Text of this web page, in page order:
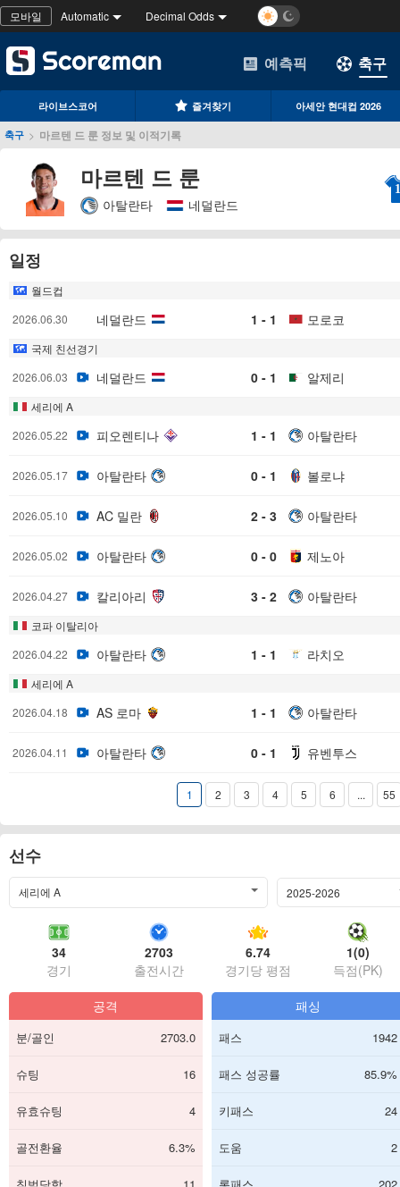
모바일 Automatic Decimal Odds
예측픽 축구
라이브스코어 즐겨찾기 아세안 현대컵 2026
축구 > 마르텐 드 룬 정보 및 이적기록
마르텐 드 룬
아탈란타 네덜란드
일정
월드컵
2026.06.30
네덜란드 1 - 1 모로코
국제 친선경기
2026.06.03
네덜란드 0 - 1 알제리
세리에 A
2026.05.22
피오렌티나 1 - 1 아탈란타
2026.05.17 아탈란타 0 - 1 볼로냐
2026.05.10 AC 밀란 2 - 3 아탈란타
2026.05.02 아탈란타 0 - 0 제노아
2026.04.27 칼리아리 3 - 2 아탈란타
코파 이탈리아
2026.04.22
아탈란타 1 - 1 라치오
세리에 A
2026.04.18
AS 로마 1 - 1 아탈란타
2026.04.11 아탈란타 0 - 1 유벤투스
1 2 3 4 5 6 ... 55
선수
세리에 A 2025-2026
34
경기
2703
출전시간
6.74
경기당 평점
1(0)
득점(PK)
공격
분/골인 2703.0
슈팅 16
유효슈팅 4
골전환율 6.3%
패싱
패스 1942
패스 성공률 85.9%
키패스 24
도움 2